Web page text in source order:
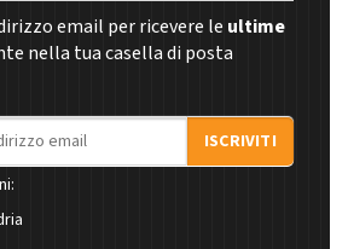
email per ricevere le ultime
nella tua casella di posta
ISCRIVITI